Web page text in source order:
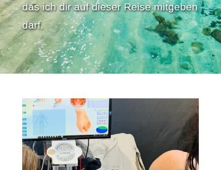
das ich dir auf dieser Reise mitgeben
darf.